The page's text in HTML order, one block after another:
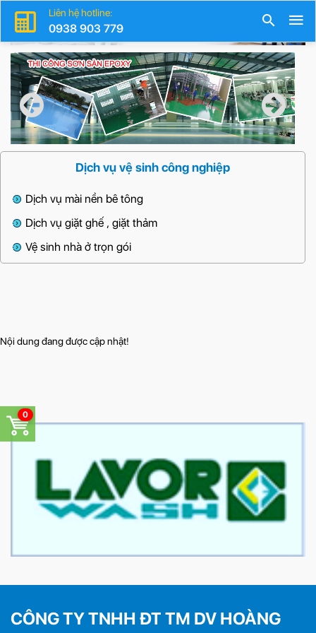
Liên hệ hotline:
0938 903 779
Dịch vụ vệ sinh công nghiệp
Dịch vụ mài nền bê tông
Dịch vụ giặt ghế , giặt thảm
Vệ sinh nhà ở trọn gói
Nội dung đang được cập nhật!
CÔNG TY TNHH ĐT TM DV HOÀNG
0